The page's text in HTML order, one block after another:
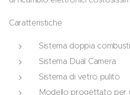
Caratteristiche
Sistema doppia
Sistema Dual Camera
Sistema di vetro pulito
Modello progettato per